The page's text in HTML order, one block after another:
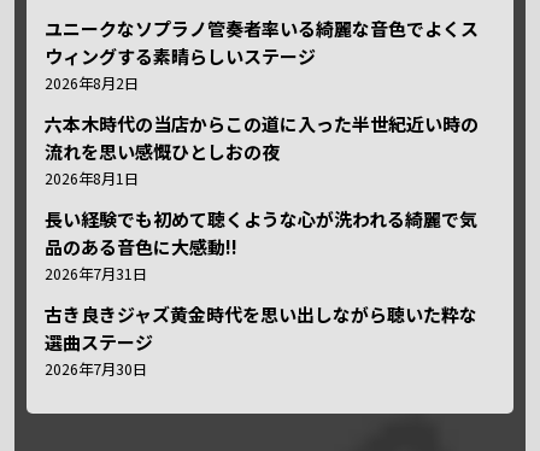
ユニークなソプラノ管奏者率いる綺麗な音色でよくス
ウィングする素晴らしいステージ
2026年8月2日
六本木時代の当店からこの道に入った半世紀近い時の
流れを思い感慨ひとしおの夜
2026年8月1日
長い経験でも初めて聴くような心が洗われる綺麗で気
品のある音色に大感動!!
2026年7月31日
古き良きジャズ黄金時代を思い出しながら聴いた粋な
選曲ステージ
2026年7月30日